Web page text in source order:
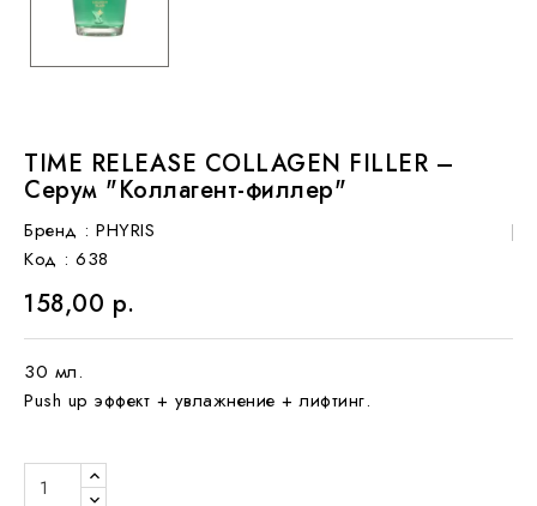
TIME RELEASE COLLAGEN FILLER –
Серум "Коллагент-филлер"
Бренд : PHYRIS
Код : 638
158,00 р.
30 мл.
Рush up эффект + увлажнение + лифтинг.